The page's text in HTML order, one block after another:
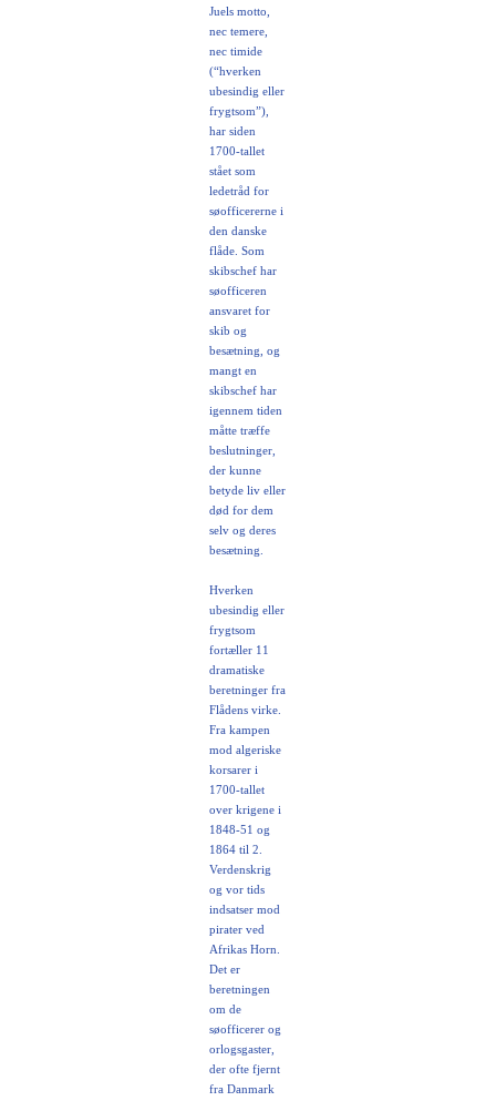
Juels motto,
nec temere,
nec timide
(“hverken
ubesindig eller
frygtsom”),
har siden
1700-tallet
stået som
ledetråd for
søofficererne i
den danske
flåde. Som
skibschef har
søofficeren
ansvaret for
skib og
besætning, og
mangt en
skibschef har
igennem tiden
måtte træffe
beslutninger,
der kunne
betyde liv eller
død for dem
selv og deres
besætning.
Hverken
ubesindig eller
frygtsom
fortæller 11
dramatiske
beretninger fra
Flådens virke.
Fra kampen
mod algeriske
korsarer i
1700-tallet
over krigene i
1848-51 og
1864 til 2.
Verdenskrig
og vor tids
indsatser mod
pirater ved
Afrikas Horn.
Det er
beretningen
om de
søofficerer og
orlogsgaster,
der ofte fjernt
fra Danmark